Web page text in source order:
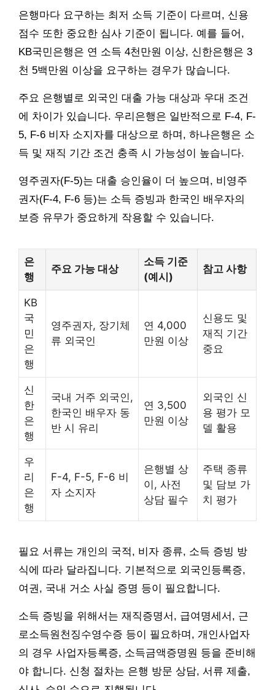
은행마다 요구하는 최저 소득 기준이 다르며, 신용
점수 또한 중요한 심사 기준이 됩니다. 예를 들어,
KB국민은행은 연 소득 4천만원 이상, 신한은행은 3
천 5백만원 이상을 요구하는 경우가 많습니다.
주요 은행별로 외국인 대출 가능 대상과 우대 조건
에 차이가 있습니다. 우리은행은 일반적으로 F-4, F-
5, F-6 비자 소지자를 대상으로 하며, 하나은행은 소
득 및 재직 기간 조건 충족 시 가능성이 높습니다.
영주권자(F-5)는 대출 승인율이 더 높으며, 비영주
권자(F-4, F-6 등)는 소득 증빙과 한국인 배우자의
보증 유무가 중요하게 작용할 수 있습니다.
은
행
주요 가능 대상
소득 기준
(예시)
참고 사항
KB
국
민
은
행
영주권자, 장기체
류 외국인
연 4,000
만원 이상
신용도 및
재직 기간
중요
신
한
은
행
국내 거주 외국인,
한국인 배우자 동
반 시 유리
연 3,500
만원 이상
외국인 신
용 평가 모
델 활용
우
리
은
행
F-4, F-5, F-6 비
자 소지자
은행별 상
이, 사전
상담 필수
주택 종류
및 담보 가
치 평가
필요 서류는 개인의 국적, 비자 종류, 소득 증빙 방
식에 따라 달라집니다. 기본적으로 외국인등록증,
여권, 국내 거소 사실 증명 등이 필요합니다.
소득 증빙을 위해서는 재직증명서, 급여명세서, 근
로소득원천징수영수증 등이 필요하며, 개인사업자
의 경우 사업자등록증, 소득금액증명원 등을 준비해
야 합니다. 신청 절차는 은행 방문 상담, 서류 제출,